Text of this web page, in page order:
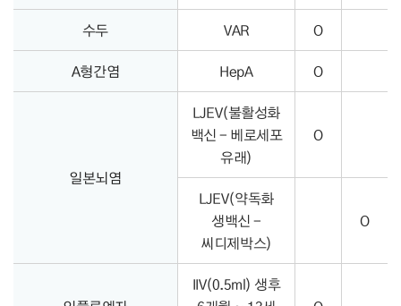
수두 VAR
O
A형간염
HepA O
일본뇌염
LJEV(불활성화
백신 - 베로세포
유래)
O
LJEV(약독화
생백신 -
씨디제박스)
O
IIV(0.5ml) 생후